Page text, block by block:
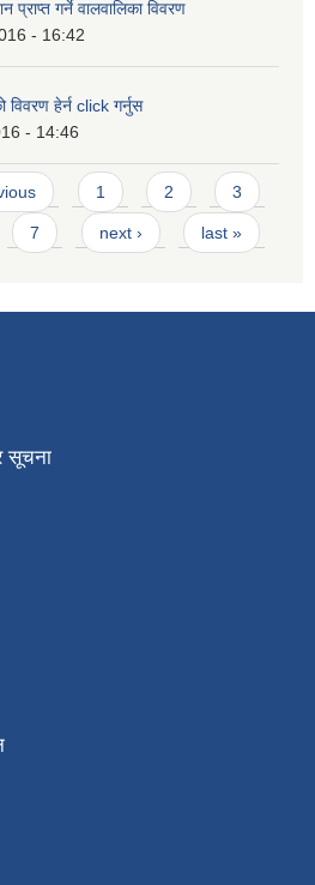
गर्ने वालवालिका विवरण
- 16:42
विवरण हेर्न click गर्नुस
- 14:46
1 2 3
7 next › last »
सूचना